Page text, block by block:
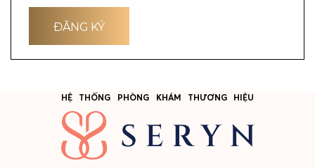
HỆ THỐNG PHÒNG KHÁM THƯƠNG HIỆU